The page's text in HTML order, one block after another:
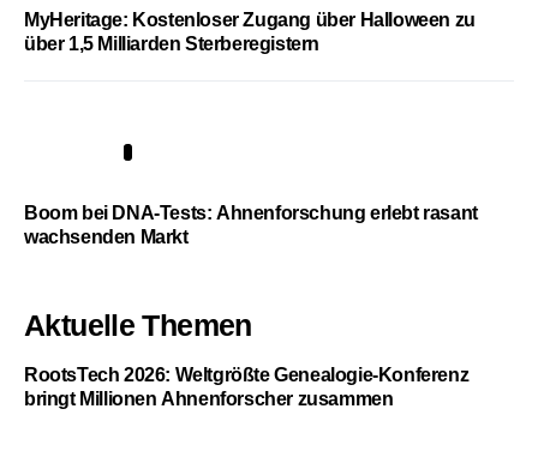
MyHeritage: Kostenloser Zugang über Halloween zu
über 1,5 Milliarden Sterberegistern
Boom bei DNA-Tests: Ahnenforschung erlebt rasant
wachsenden Markt
Aktuelle Themen
RootsTech 2026: Weltgrößte Genealogie-Konferenz
bringt Millionen Ahnenforscher zusammen